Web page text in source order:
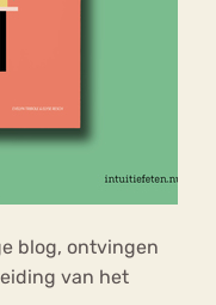
blog, ontvingen
van het